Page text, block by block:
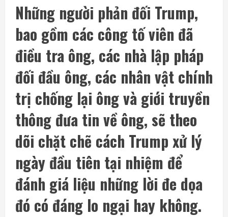
Những người phản đối Trump,
bao gồm các công tố viên đã
điều tra ông, các nhà lập pháp
đối đầu ông, các nhân vật chính
trị chống lại ông và giới truyền
thông đưa tin về ông, sẽ theo
dõi chặt chẽ cách Trump xử lý
ngày đầu tiên tại nhiệm để
đánh giá liệu những lời đe dọa
đó có đáng lo ngại hay không.